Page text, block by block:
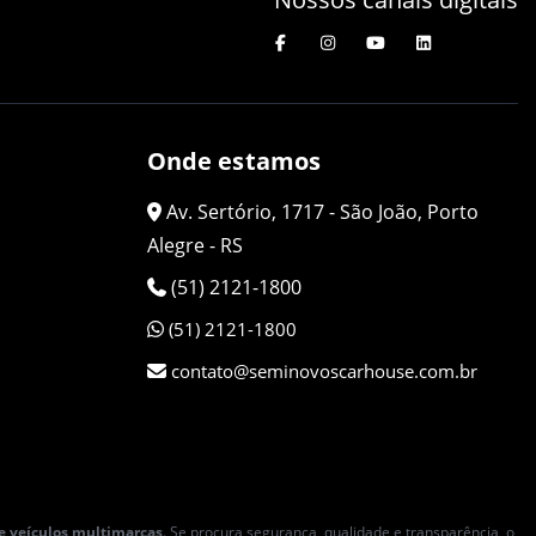
Onde estamos
Av. Sertório, 1717 - São João, Porto
Alegre - RS
(51) 2121-1800
(51) 2121-1800
contato@seminovoscarhouse.com.br
veículos multimarcas. Se procura segurança, qualidade e transparência, o